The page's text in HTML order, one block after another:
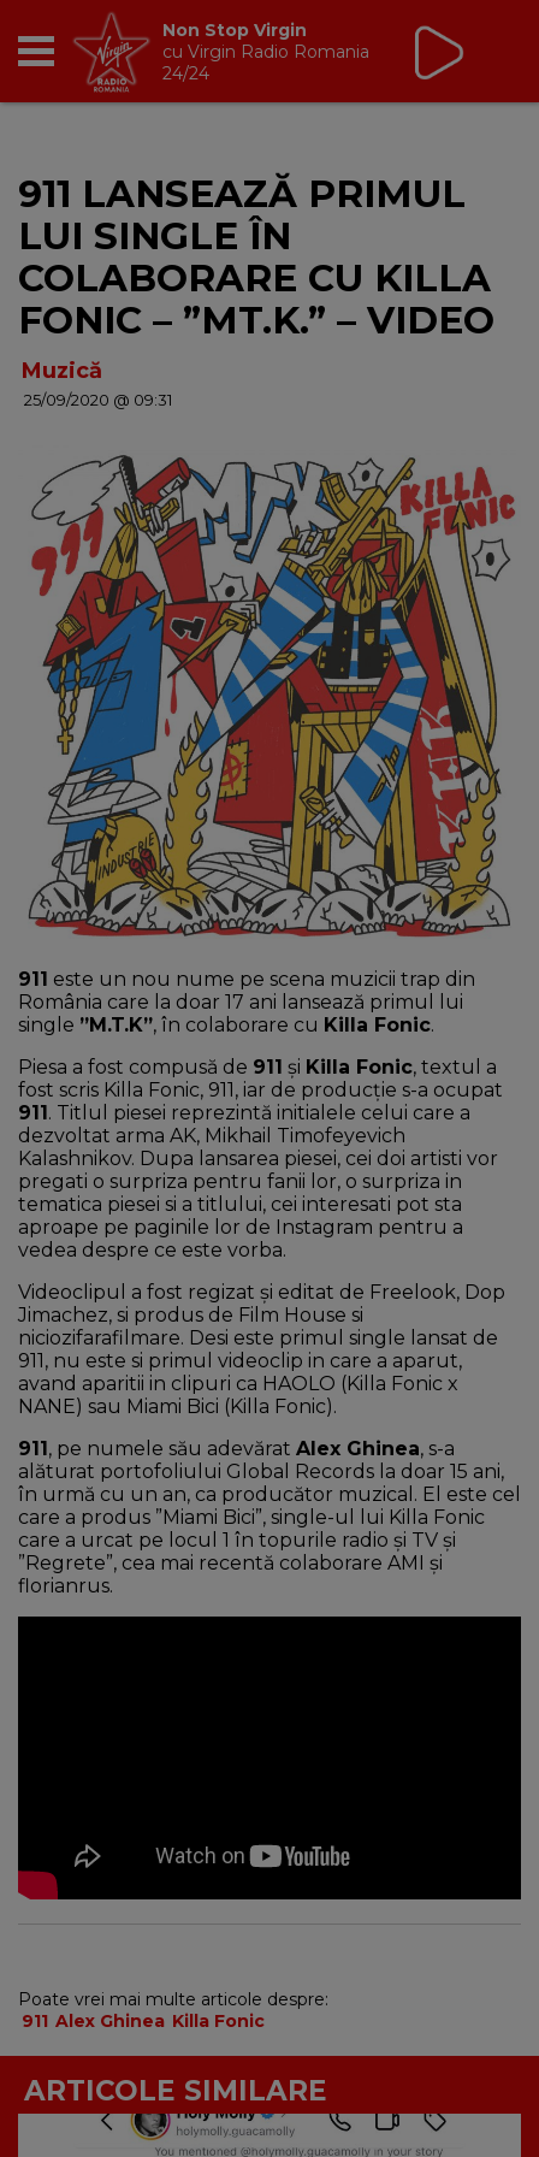
BREAKFAST
TIC TALK
CÂȘTIGĂ
HOT 30
DANCEFLOOR CHART
RADIO ACADEMY
NEWS
CONTUL MEU
Non Stop Virgin
cu Virgin Radio Romania
24/24
911 LANSEAZĂ PRIMUL
LUI SINGLE ÎN
COLABORARE CU KILLA
FONIC – ”MT.K.” – VIDEO
Muzică
25/09/2020 @ 09:31
911 este un nou nume pe scena muzicii trap din
România care la doar 17 ani lansează primul lui
single ”M.T.K”, în colaborare cu Killa Fonic.
Piesa a fost compusă de 911 și Killa Fonic, textul a
fost scris Killa Fonic, 911, iar de producție s-a ocupat
911. Titlul piesei reprezintă initialele celui care a
dezvoltat arma AK, Mikhail Timofeyevich
Kalashnikov. Dupa lansarea piesei, cei doi artisti vor
pregati o surpriza pentru fanii lor, o surpriza in
tematica piesei si a titlului, cei interesati pot sta
aproape pe paginile lor de Instagram pentru a
vedea despre ce este vorba.
Videoclipul a fost regizat și editat de Freelook, Dop
Jimachez, si produs de Film House si
niciozifarafilmare. Desi este primul single lansat de
911, nu este si primul videoclip in care a aparut,
avand aparitii in clipuri ca HAOLO (Killa Fonic x
NANE) sau Miami Bici (Killa Fonic).
911, pe numele său adevărat Alex Ghinea, s-a
alăturat portofoliului Global Records la doar 15 ani,
în urmă cu un an, ca producător muzical. El este cel
care a produs ”Miami Bici”, single-ul lui Killa Fonic
care a urcat pe locul 1 în topurile radio și TV și
”Regrete”, cea mai recentă colaborare AMI și
florianrus.
Poate vrei mai multe articole despre:
911 Alex Ghinea Killa Fonic
ARTICOLE SIMILARE